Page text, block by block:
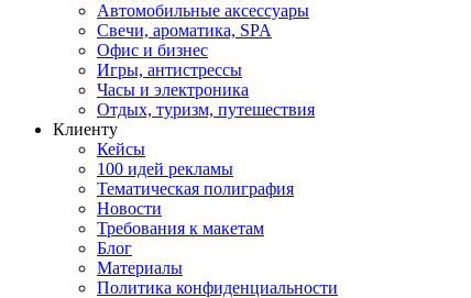
Автомобильные аксессуары
Свечи, ароматика, SPA
Офис и бизнес
Игры, антистрессы
Часы и электроника
Отдых, туризм, путешествия
Клиенту
Кейсы
100 идей рекламы
Тематическая полиграфия
Новости
Требования к макетам
Блог
Материалы
Политика конфиденциальности